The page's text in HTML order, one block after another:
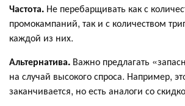
Частота. Не перебарщивать как с
промокампаний, так и с количеством
каждой из них.
Альтернатива. Важно предлагать
на случай высокого спроса. Например,
заканчивается, но есть аналоги со